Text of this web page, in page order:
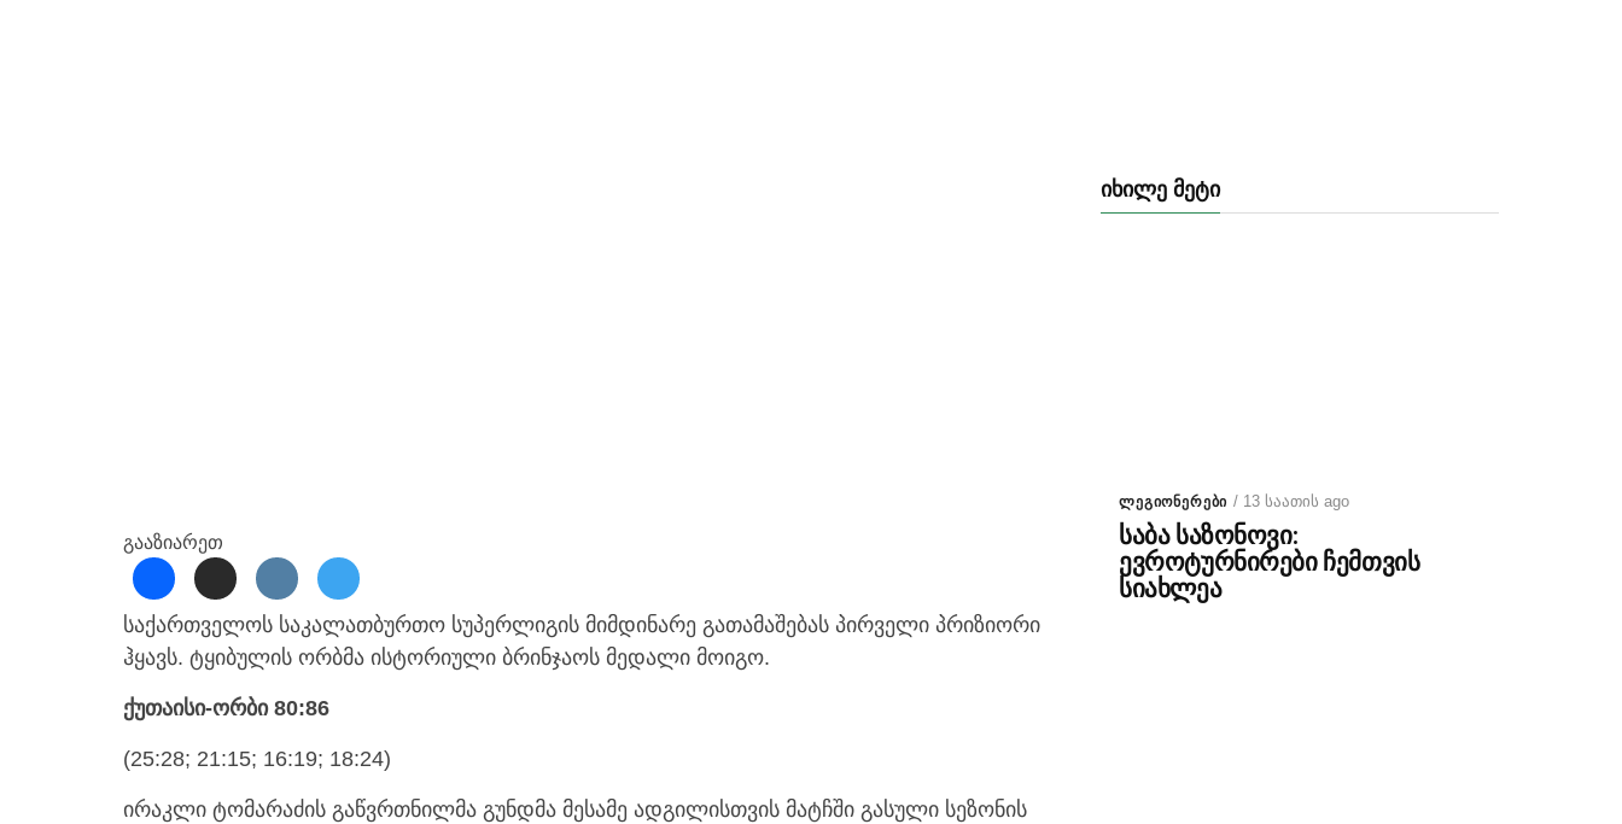
გააზიარეთ
საქართველოს საკალათბურთო სუპერლიგის მიმდინარე გათამაშებას პირველი პრიზიორი
ჰყავს. ტყიბულის ორბმა ისტორიული ბრინჯაოს მედალი მოიგო.
ქუთაისი-ორბი 80:86
(25:28; 21:15; 16:19; 18:24)
ირაკლი ტომარაძის გაწვრთნილმა გუნდმა მესამე ადგილისთვის მატჩში გასული სეზონის
ᲘᲮᲘᲚᲔ ᲛᲔᲢᲘ
ᲚᲔᲒᲘᲝᲜᲔᲠᲔᲑᲘ / 13 საათის ago
საბა საზონოვი:
ევროტურნირები ჩემთვის
სიახლეა